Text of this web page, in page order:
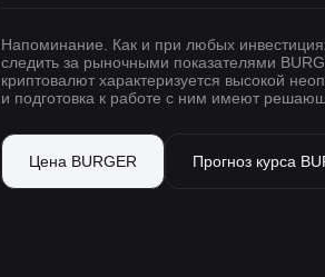
Напоминание. Как и при любых
следить за рыночными показателями
криптовалют характеризуется высокой
и подготовка к работе с ним имеют
Цена BURGER Прогноз курса